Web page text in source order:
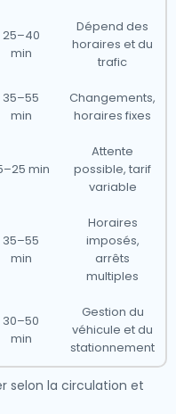
25–40
min
Dépend des
horaires et du
trafic
35–55
min
Changements,
horaires fixes
min
Attente
possible, tarif
variable
35–55
min
Horaires
imposés,
arrêts
multiples
30–50
min
Gestion du
véhicule et du
stationnement
selon la circulation et